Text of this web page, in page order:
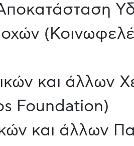
και άλλων
Foundation)
και άλλων